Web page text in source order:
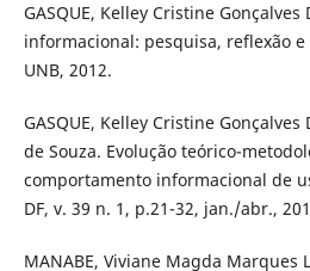
GASQUE, Kelley Cristine
informacional: pesquisa, reflexão
UNB, 2012.
GASQUE, Kelley Cristine Gonçalves
de Souza. Evolução teórico-
comportamento informacional de
DF, v. 39 n. 1, p.21-32, jan./abr.,
MANABE, Viviane Magda Marques